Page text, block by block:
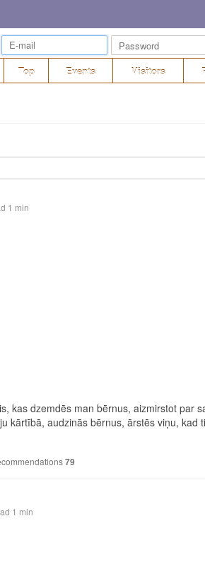
Top Events Visitors
1 min
kas dzemdēs man bērnus, aizmirstot par
kārtībā, audzinās bērnus, ārstēs viņu, kad
79
1 min